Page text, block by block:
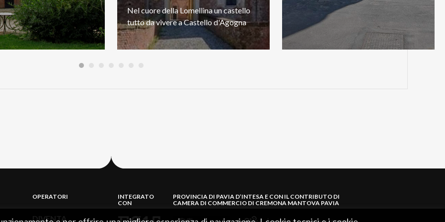
NelcuoredellaLomellinauncastello
tuttodavivereaCastellod'Agogna
OPERATORI
DIVENTA
INTEGRATO
CON
PROVINCIA DI PAVIA D’INTESA E CON IL CONTRIBUTO DI
CAMERA DI COMMERCIO DI CREMONA MANTOVA PAVIA